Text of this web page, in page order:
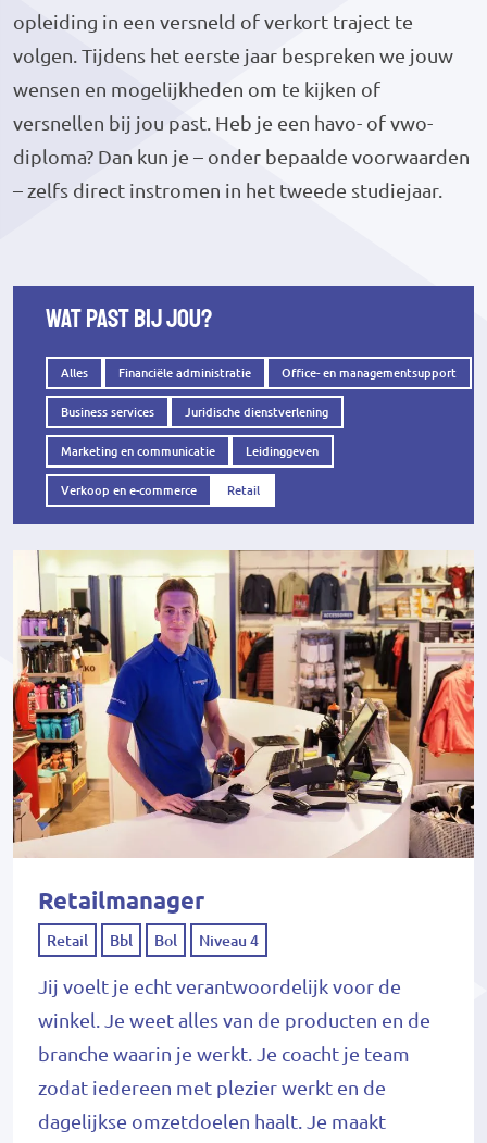
opleiding in een versneld of verkort traject te
volgen. Tijdens het eerste jaar bespreken we jouw
wensen en mogelijkheden om te kijken of
versnellen bij jou past. Heb je een havo- of vwo-
diploma? Dan kun je – onder bepaalde voorwaarden
– zelfs direct instromen in het tweede studiejaar.
Wat past bij jou?
Alles Financiële administratie Office- en managementsupport
Business services Juridische dienstverlening
Marketing en communicatie Leidinggeven
Verkoop en e-commerce Retail
Retailmanager
Retail Bbl Bol Niveau 4
Jij voelt je echt verantwoordelijk voor de
winkel. Je weet alles van de producten en de
branche waarin je werkt. Je coacht je team
zodat iedereen met plezier werkt en de
dagelijkse omzetdoelen haalt. Je maakt